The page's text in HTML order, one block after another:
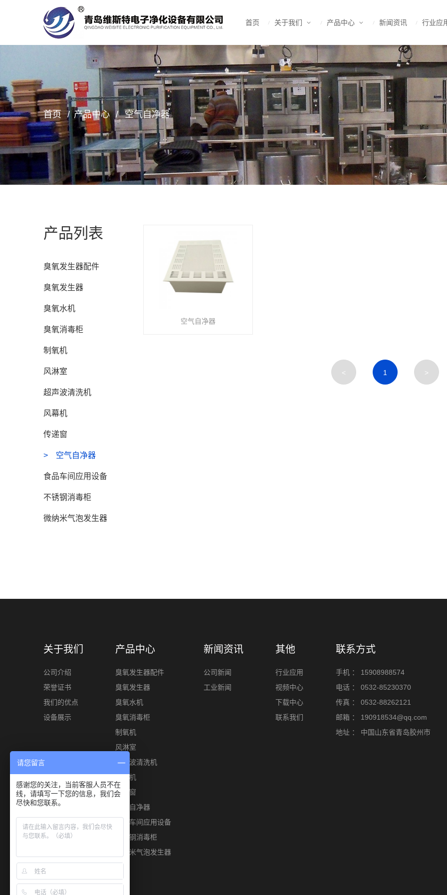
首页 关于我们 产品中心 新闻资讯 行业应
首页 产品中心 空气自净器
产品列表
臭氧发生器配件
臭氧发生器
臭氧水机
臭氧消毒柜
制氧机
风淋室
超声波清洗机
风幕机
传递窗
空气自净器
食品车间应用设备
不锈钢消毒柜
微纳米气泡发生器
空气自净器
< 1 >
关于我们
公司介绍
荣誉证书
我们的优点
设备展示
产品中心
臭氧发生器配件
臭氧发生器
臭氧水机
臭氧消毒柜
制氧机
风淋室
超声波清洗机
风幕机
传递窗
空气自净器
食品车间应用设备
不锈钢消毒柜
微纳米气泡发生器
新闻资讯
公司新闻
工业新闻
其他
行业应用
视频中心
下载中心
联系我们
联系方式
手机 ：
15908988574
电话 ：
0532-85230370
传真 ：
0532-88262121
邮箱 ：
190918534@qq.com
地址 ：
中国山东省青岛胶州市
请您留言
感谢您的关注，当前客服人员不在
线，请填写一下您的信息，我们会
尽快和您联系。